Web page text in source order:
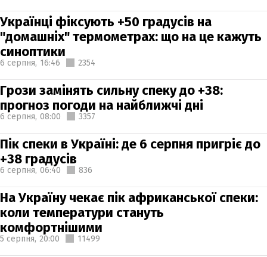
Українці фіксують +50 градусів на
"домашніх" термометрах: що на це кажуть
синоптики
6 серпня, 16:46 2354
Грози замінять сильну спеку до +38:
прогноз погоди на найближчі дні
6 серпня, 08:00 3357
Пік спеки в Україні: де 6 серпня пригріє до
+38 градусів
6 серпня, 06:40 836
На Україну чекає пік африканської спеки:
коли температури стануть
комфортнішими
5 серпня, 20:00 11499